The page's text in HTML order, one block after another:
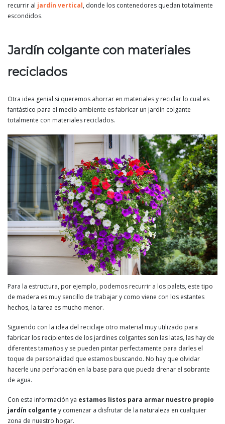
recurrir al jardín vertical, donde los contenedores quedan totalmente
escondidos.
Jardín colgante con materiales
reciclados
Otra idea genial si queremos ahorrar en materiales y reciclar lo cual es
fantástico para el medio ambiente es fabricar un jardín colgante
totalmente con materiales reciclados.
Para la estructura, por ejemplo, podemos recurrir a los palets, este tipo
de madera es muy sencillo de trabajar y como viene con los estantes
hechos, la tarea es mucho menor.
Siguiendo con la idea del reciclaje otro material muy utilizado para
fabricar los recipientes de los jardines colgantes son las latas, las hay de
diferentes tamaños y se pueden pintar perfectamente para darles el
toque de personalidad que estamos buscando. No hay que olvidar
hacerle una perforación en la base para que pueda drenar el sobrante
de agua.
Con esta información ya estamos listos para armar nuestro propio
jardín colgante y comenzar a disfrutar de la naturaleza en cualquier
zona de nuestro hogar.